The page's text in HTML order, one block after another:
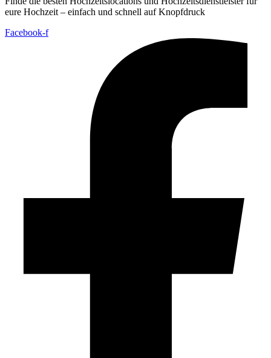
eure Hochzeit – einfach und schnell auf Knopfdruck
Facebook-f